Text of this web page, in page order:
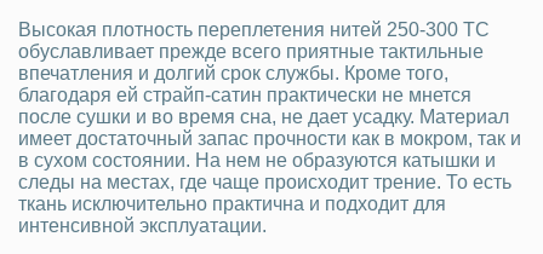
Высокая плотность переплетения нитей 250-300 ТС
обуславливает прежде всего приятные тактильные
впечатления и долгий срок службы. Кроме того,
благодаря ей страйп-сатин практически не мнется
после сушки и во время сна, не дает усадку. Материал
имеет достаточный запас прочности как в мокром, так и
в сухом состоянии. На нем не образуются катышки и
следы на местах, где чаще происходит трение. То есть
ткань исключительно практична и подходит для
интенсивной эксплуатации.